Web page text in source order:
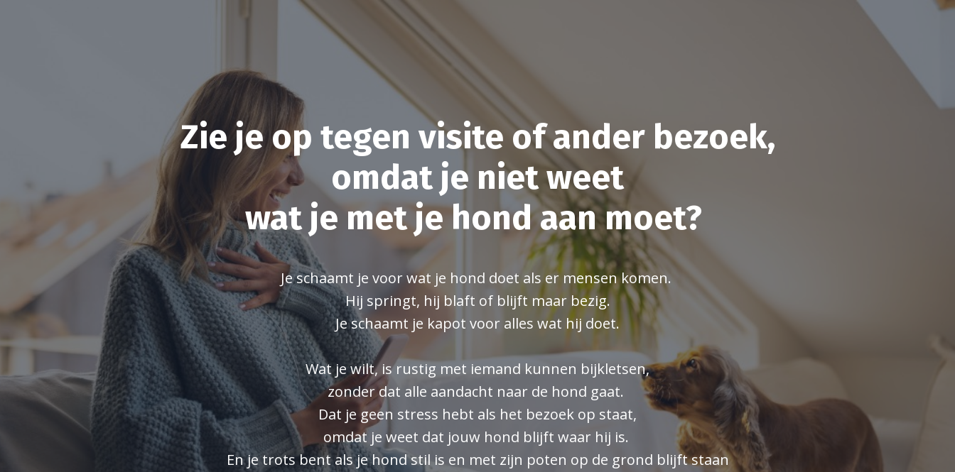
Zie je op tegen visite of ander bezoek,
omdat je niet weet
wat je met je hond aan moet?
Je schaamt je voor wat je hond doet als er mensen komen.
Hij springt, hij blaft of blijft maar bezig.
Je schaamt je kapot voor alles wat hij doet.
Wat je wilt, is rustig met iemand kunnen bijkletsen,
zonder dat alle aandacht naar de hond gaat.
Dat je geen stress hebt als het bezoek op staat,
omdat je weet dat jouw hond blijft waar hij is.
En je trots bent als je hond stil is en met zijn poten op de grond blijft staan